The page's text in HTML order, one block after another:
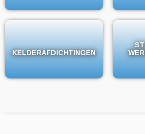
KELDERAFDICHTINGEN
KELDERAFDICHTINGEN